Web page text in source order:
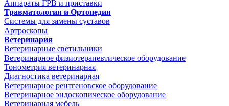
Аппараты ГРВ и приставки
Травматология и Ортопедия
Системы для замены суставов
Артроскопы
Ветеринария
Ветеринарные светильники
Ветеринарное физиотерапевтическое оборудование
Тонометрия ветеринарная
Диагностика ветеринарная
Ветеринарное рентгеновское оборудование
Ветеринарное эндоскопическое оборудование
Ветеринарная мебель